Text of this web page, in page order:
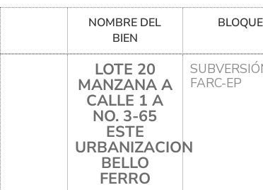
NOMBRE DEL
BIEN
BLOQUE
LOTE 20
MANZANA A
CALLE 1 A
NO. 3-65
ESTE
URBANIZACION
BELLO
FERRO
FARC-EP